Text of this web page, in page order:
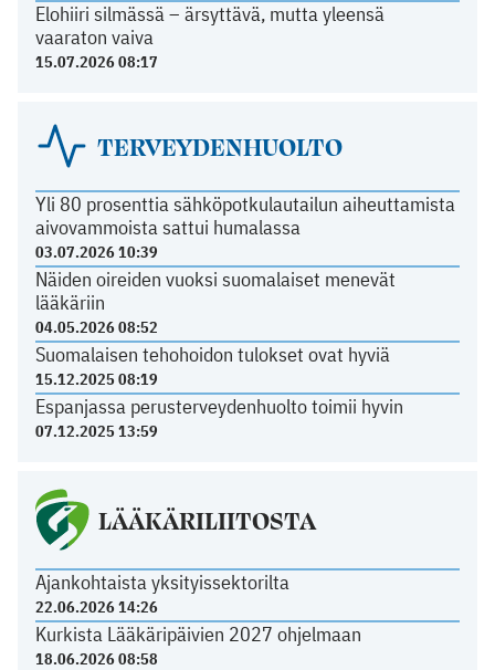
Elohiiri silmässä – ärsyttävä, mutta yleensä
vaaraton vaiva
15.07.2026 08:17
TERVEYDENHUOLTO
Yli 80 prosenttia sähköpotkulautailun aiheuttamista
aivovammoista sattui humalassa
03.07.2026 10:39
Näiden oireiden vuoksi suomalaiset menevät
lääkäriin
04.05.2026 08:52
Suomalaisen tehohoidon tulokset ovat hyviä
15.12.2025 08:19
Espanjassa perusterveydenhuolto toimii hyvin
07.12.2025 13:59
LÄÄKÄRILIITOSTA
Ajankohtaista yksityissektorilta
22.06.2026 14:26
Kurkista Lääkäripäivien 2027 ohjelmaan
18.06.2026 08:58